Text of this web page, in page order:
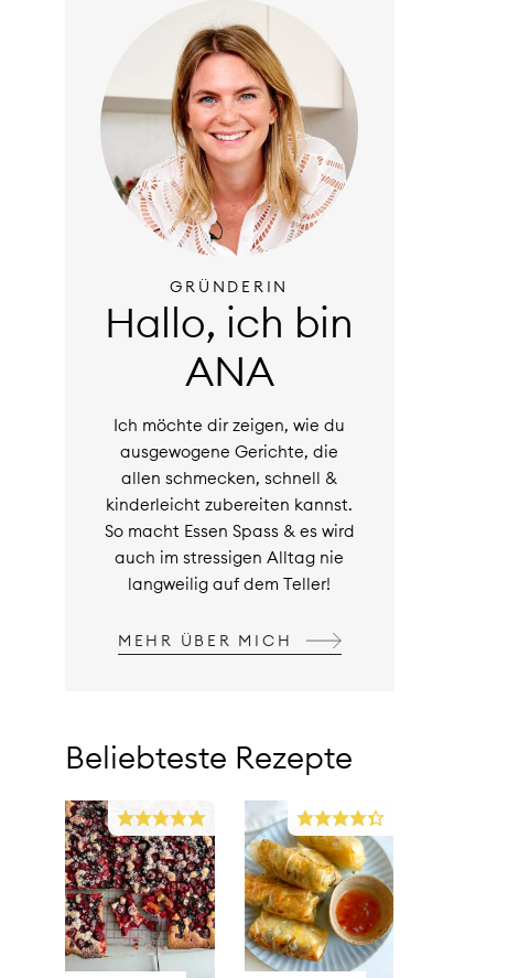
GRÜNDERIN
Hallo, ich bin
ANA
Ich möchte dir zeigen, wie du
ausgewogene Gerichte, die
allen schmecken, schnell &
kinderleicht zubereiten kannst.
So macht Essen Spass & es wird
auch im stressigen Alltag nie
langweilig auf dem Teller!
MEHR ÜBER MICH
Beliebteste Rezepte